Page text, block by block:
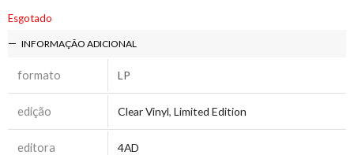
Esgotado
INFORMAÇÃO ADICIONAL
formato LP
edição Clear Vinyl, Limited Edition
editora 4AD